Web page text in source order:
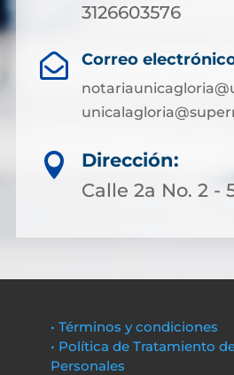
3126603576
 Correo

Dirección:
Calle 2a No. 2 -
• Términos y condiciones
• Política de Tratamiento
Personales